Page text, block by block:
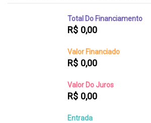
Total Do Financiamento
R$ 0,00
Valor Financiado
R$ 0,00
Valor Do Juros
R$ 0,00
Entrada